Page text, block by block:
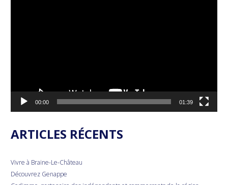
00:00 01:39
ARTICLES RÉCENTS
Vivre à Braine-Le-Château
Découvrez Genappe